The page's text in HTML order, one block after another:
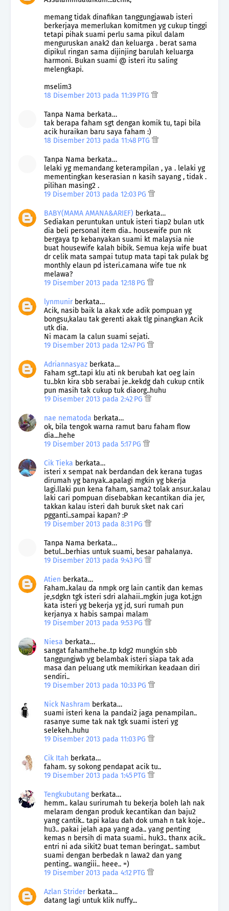
memang tidak dinafikan tanggungjawab isteri
berkerjaya memerlukan komitmen yg cukup tinggi
tetapi pihak suami perlu sama pikul dalam
menguruskan anak2 dan keluarga . berat sama
dipikul ringan sama dijinjing barulah keluarga
harmoni. Bukan suami @ isteri itu saling
melengkapi.
mselim3
18 Disember 2013 pada 11:39 PTG
Tanpa Nama berkata…
tak berapa faham sgt dengan komik tu, tapi bila
acik huraikan baru saya faham :)
18 Disember 2013 pada 11:48 PTG
Tanpa Nama berkata…
lelaki yg memandang keterampilan , ya . lelaki yg
mementingkan keserasian n kasih sayang , tidak .
pilihan masing2 .
19 Disember 2013 pada 12:03 PG
BABY(MAMA AMANA&ARIEF) berkata…
Sediakan peruntukan untuk isteri tiap2 bulan utk
dia beli personal item dia.. housewife pun nk
bergaya tp kebanyakan suami kt malaysia nie
buat housewife kalah bibik. Semua keja wife buat
dr celik mata sampai tutup mata tapi tak pulak bg
monthly elaun pd isteri.camana wife tue nk
melawa?
19 Disember 2013 pada 12:18 PG
lynmunirberkata…
Acik, nasib baik la akak xde adik pompuan yg
bongsu,kalau tak gerenti akak tlg pinangkan Acik
utk dia.
Ni macam la calun suami sejati.
19 Disember 2013 pada 12:47 PG
Adriannasyaz berkata…
Faham sgt..tapi klu ati nk berubah kat oeg lain
tu..bkn kira sbb serabai je..kekdg dah cukup cntik
pun masih tak cukup tuk diaorg..huhu
19 Disember 2013 pada 2:42 PG
nae nematoda berkata…
ok, bila tengok warna ramut baru faham flow
dia...hehe
19 Disember 2013 pada 5:17 PG
Cik Tieka berkata…
isteri x sempat nak berdandan dek kerana tugas
dirumah yg banyak..apalagi mgkin yg bkerja
lagi.llaki pun kena faham, sama2 tolak ansur..kalau
laki cari pompuan disebabkan kecantikan dia jer,
takkan kalau isteri dah buruk sket nak cari
pgganti..sampai kapan? :P
19 Disember 2013 pada 8:31 PG
Tanpa Nama berkata…
betul...berhias untuk suami, besar pahalanya.
19 Disember 2013 pada 9:43 PG
Atien berkata…
Faham..kalau da nmpk org lain cantik dan kemas
je,sdgkn tgk isteri sdri alahaii..mgkin juga kot.jgn
kata isteri yg bekerja yg jd, suri rumah pun
kerjanya x habis sampai malam
19 Disember 2013 pada 9:53 PG
Niesa berkata…
sangat faham!hehe..tp kdg2 mungkin sbb
tanggungjwb yg belambak isteri siapa tak ada
masa dan peluang utk memikirkan keadaan diri
sendiri..
19 Disember 2013 pada 10:33 PG
Nick Nashram berkata…
suami isteri kena la pandai2 jaga penampilan..
rasanye sume tak nak tgk suami isteri yg
selekeh..huhu
19 Disember 2013 pada 11:03 PG
Cik Itah berkata…
faham. sy sokong pendapat acik tu..
19 Disember 2013 pada 1:45 PTG
Tengkubutang berkata…
hemm.. kalau surirumah tu bekerja boleh lah nak
melaram dengan produk kecantikan dan baju2
yang cantik.. tapi kalau dah dok umah n tak koje..
hu3.. pakai jelah apa yang ada.. yang penting
kemas n bersih di mata suami.. huk3.. thanx acik..
entri ni ada sikit2 buat teman beringat.. sambut
suami dengan berbedak n lawa2 dan yang
penting.. wangiii.. heee.. =)
19 Disember 2013 pada 4:12 PTG
Azlan Striderberkata…
datang lagi untuk klik nuffy...